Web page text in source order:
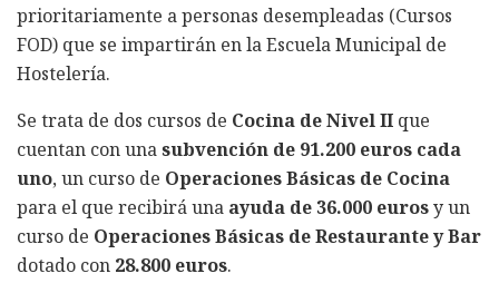
prioritariamente a personas desempleadas (Cursos
FOD) que se impartirán en la Escuela Municipal de
Hostelería.
Se trata de dos cursos de Cocina de Nivel II que
cuentan con unasubvención de 91.200 euros cada
uno, un curso de Operaciones Básicas de Cocina
para el que recibirá una ayuda de 36.000 eurosy un
curso de Operaciones Básicas de Restaurante y Bar
dotado con 28.800 euros.